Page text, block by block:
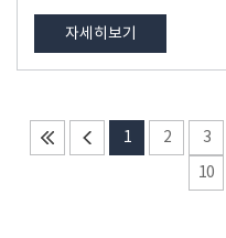
자세히보기
1 2 3
10